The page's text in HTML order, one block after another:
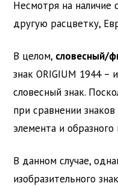
Несмотря на наличие
другую расцветку,
В целом, словесный/
знак ORIGIUM 1944
словесный знак.
при сравнении
элемента и образного
В данном случае,
изобразительного